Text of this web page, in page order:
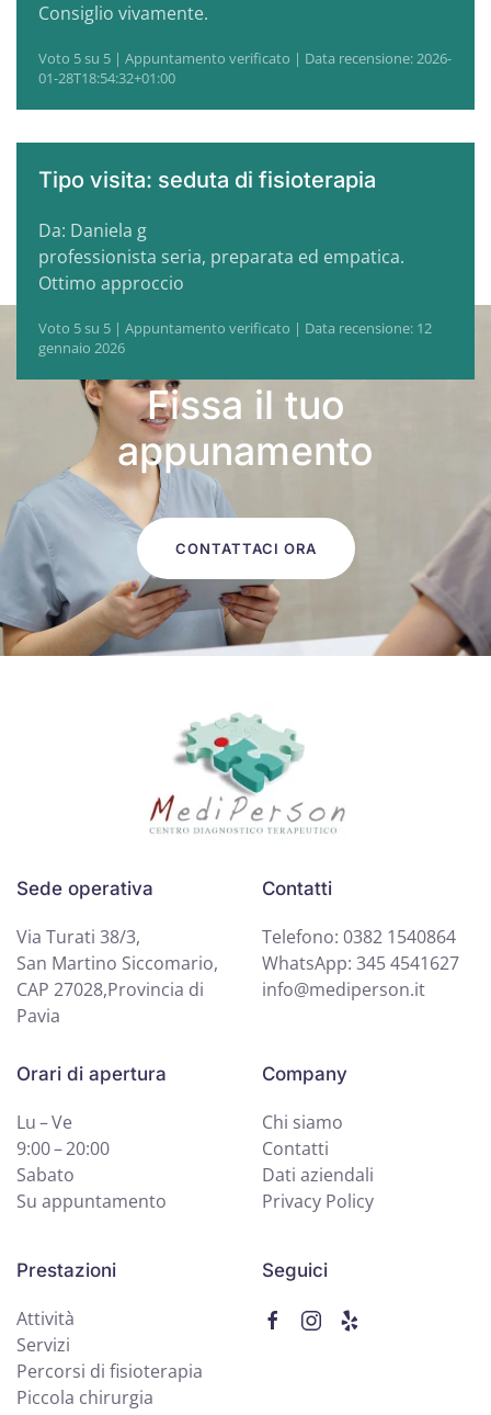
Consiglio vivamente.
Voto 5 su 5 | Appuntamento verificato | Data recensione: 2026-
01-28T18:54:32+01:00
Tipo visita: seduta di fisioterapia
Da: Daniela g
professionista seria, preparata ed empatica.
Ottimo approccio
Voto 5 su 5 | Appuntamento verificato | Data recensione: 12
gennaio 2026
Fissa il tuo
appunamento
CONTATTACI ORA
Sede operativa
Via Turati 38/3,
San Martino Siccomario,
CAP 27028,Provincia di
Pavia
Contatti
Telefono: 0382 1540864
WhatsApp: 345 4541627
info@mediperson.it
Orari di apertura
Lu – Ve
9:00 – 20:00
Sabato
Su appuntamento
Company
Chi siamo
Contatti
Dati aziendali
Privacy Policy
Prestazioni
Attività
Servizi
Percorsi di fisioterapia
Piccola chirurgia
Seguici